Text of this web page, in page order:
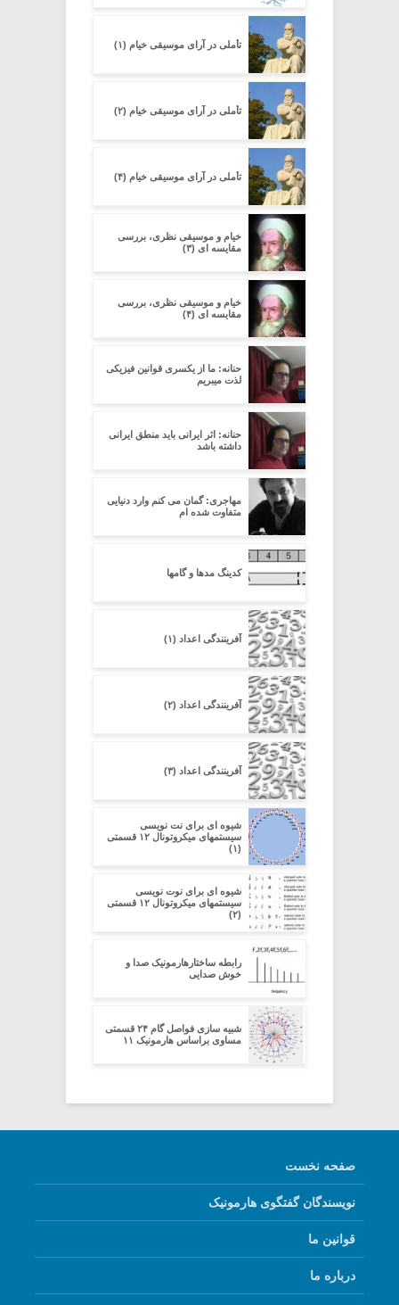
تأملی در آرای موسیقی خیام (۱)
تأملی در آرای موسیقی خیام (۲)
تأملی در آرای موسیقی خیام (۴)
خیام و موسیقی نظری، بررسی
مقایسه ای (۳)
خیام و موسیقی نظری، بررسی
مقایسه ای (۴)
حنانه: ما از یکسری قوانین فیزیکی
لذت میبریم
حنانه: اثر ایرانی باید منطق ایرانی
داشته باشد
مهاجری: گمان می کنم وارد دنیایی
متفاوت شده ام
کدینگ مدها و گامها
آفرینندگی اعداد (۱)
آفرینندگی اعداد (۲)
آفرینندگی اعداد (۳)
شیوه ای برای نت نویسی
سیستمهای میکروتونال ۱۲ قسمتی
(۱)
شیوه ای برای نوت نویسی
سیستمهای میکروتونال ۱۲ قسمتی
(۲)
رابطه ساختارهارمونیک صدا و
خوش صدایی
شبیه سازی فواصل گام ۲۴ قسمتی
مساوی براساس هارمونیک ۱۱
صفحه نخست
نویسندگان گفتگوی هارمونیک
قوانین ما
درباره ما